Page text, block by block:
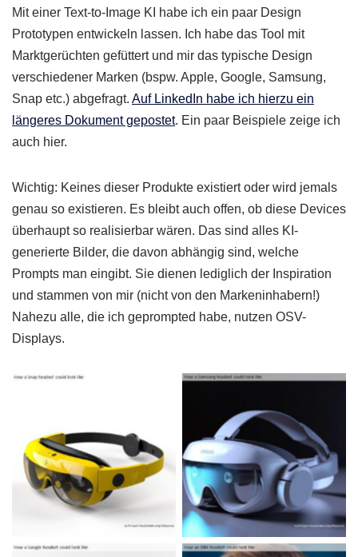
Mit einer Text-to-Image KI habe ich ein paar Design
Prototypen entwickeln lassen. Ich habe das Tool mit
Marktgerüchten gefüttert und mir das typische Design
verschiedener Marken (bspw. Apple, Google, Samsung,
Snap etc.) abgefragt. Auf LinkedIn habe ich hierzu ein
längeres Dokument gepostet. Ein paar Beispiele zeige ich
auch hier.
Wichtig: Keines dieser Produkte existiert oder wird jemals
genau so existieren. Es bleibt auch offen, ob diese Devices
überhaupt so realisierbar wären. Das sind alles KI-
generierte Bilder, die davon abhängig sind, welche
Prompts man eingibt. Sie dienen lediglich der Inspiration
und stammen von mir (nicht von den Markeninhabern!)
Nahezu alle, die ich geprompted habe, nutzen OSV-
Displays.
XR Headsets by leading
brands (AI protypes)
XR Headsets by leading
brands (AI protypes)